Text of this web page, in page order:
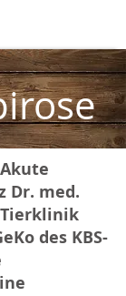
Dr. med.
des KBS-